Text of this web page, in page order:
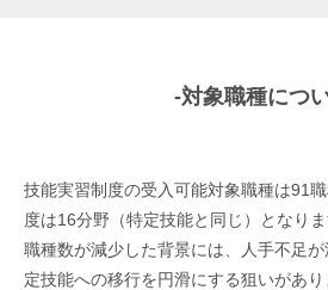
-対象職種につ
技能実習制度の受入可能対象職種は91
度は16分野（特定技能と同じ）となりま
職種数が減少した背景には、人手不足
定技能への移行を円滑にする狙いがあり